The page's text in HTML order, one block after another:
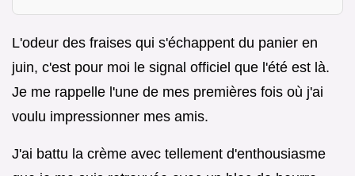
L'odeur des fraises qui s'échappent du panier en
juin, c'est pour moi le signal officiel que l'été est là.
Je me rappelle l'une de mes premières fois où j'ai
voulu impressionner mes amis.
J'ai battu la crème avec tellement d'enthousiasme